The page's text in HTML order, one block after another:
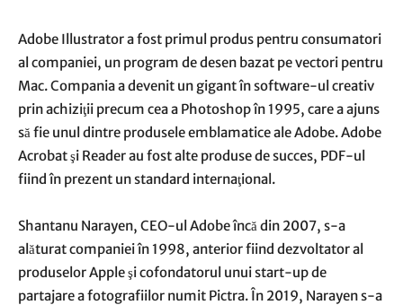
Adobe Illustrator a fost primul produs pentru consumatori
al companiei, un program de desen bazat pe vectori pentru
Mac. Compania a devenit un gigant în software-ul creativ
prin achiziţii precum cea a Photoshop în 1995, care a ajuns
să fie unul dintre produsele emblamatice ale Adobe. Adobe
Acrobat şi Reader au fost alte produse de succes, PDF-ul
fiind în prezent un standard internaţional.
Shantanu Narayen, CEO-ul Adobe încă din 2007, s-a
alăturat companiei în 1998, anterior fiind dezvoltator al
produselor Apple şi cofondatorul unui start-up de
partajare a fotografiilor numit Pictra. În 2019, Narayen s-a